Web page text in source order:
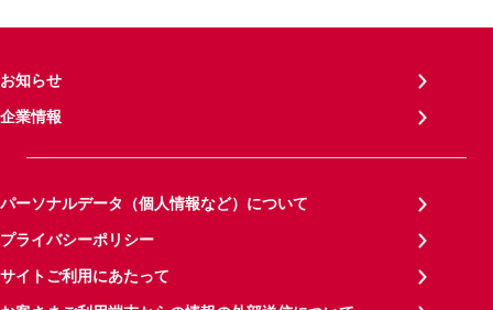
お知らせ
企業情報
パーソナルデータ（個人情報など）について
プライバシーポリシー
サイトご利用にあたって